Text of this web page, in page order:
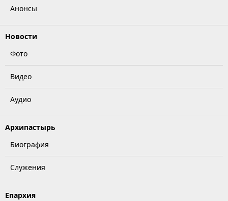
Анонсы
Новости
Фото
Видео
Аудио
Архипастырь
Биография
Служения
Епархия